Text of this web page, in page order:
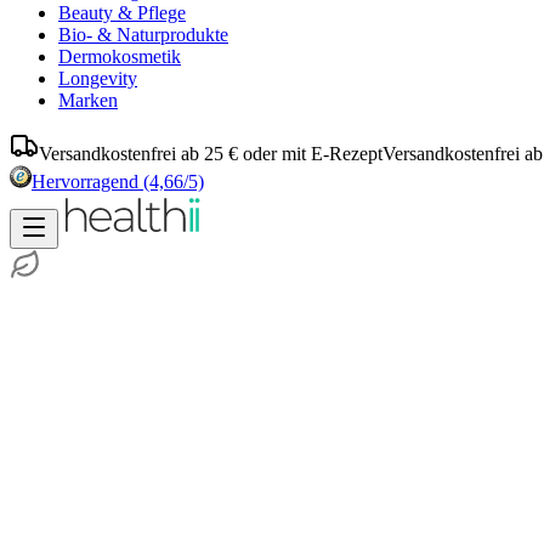
Beauty & Pflege
Bio- & Naturprodukte
Dermokosmetik
Longevity
Marken
Versandkostenfrei ab 25 € oder mit E-RezeptVersandkostenfrei
Hervorragend (4,66/5)